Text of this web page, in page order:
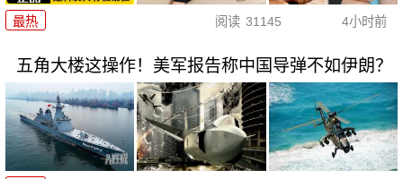
最热 阅读 31145 4小时前
五角大楼这操作！美军报告称中国导弹不如伊朗？